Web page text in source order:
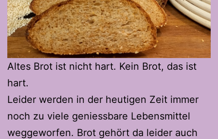
Altes Brot ist nicht hart. Kein Brot, das ist
hart.
Leider werden in der heutigen Zeit immer
noch zu viele geniessbare Lebensmittel
weggeworfen. Brot gehört da leider auch